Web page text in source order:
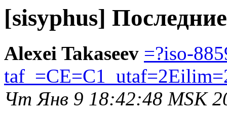
[sisyphus]
Alexei Takaseev =?iso-
Чт Янв 9 18:42:48 MSK